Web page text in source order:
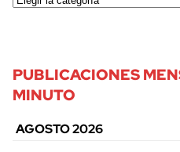
PUBLICACIONES
MINUTO
AGOSTO 2026